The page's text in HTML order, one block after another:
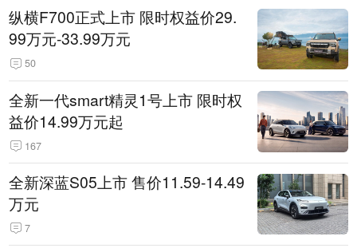
纵横F700正式上市 限时权益价29.
99万元-33.99万元
50
全新一代smart精灵1号上市 限时权
益价14.99万元起
167
全新深蓝S05上市 售价11.59-14.49
万元
7